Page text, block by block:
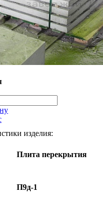
изделия:
Плита перекрытия
П9д-1